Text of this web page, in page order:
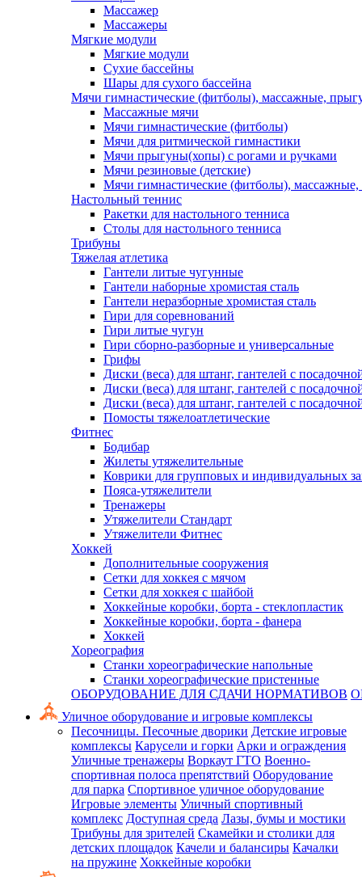
Массажер
Массажеры
Мягкие модули
Мягкие модули
Сухие бассейны
Шары для сухого бассейна
Мячи гимнастические (фитболы), массажные,
Массажные мячи
Мячи гимнастические (фитболы)
Мячи для ритмической гимнастики
Мячи прыгуны(хопы) с рогами и ручками
Мячи резиновые (детские)
Мячи гимнастические (фитболы),
Настольный теннис
Ракетки для настольного тенниса
Столы для настольного тенниса
Трибуны
Тяжелая атлетика
Гантели литые чугунные
Гантели наборные хромистая сталь
Гантели неразборные хромистая сталь
Гири для соревнований
Гири литые чугун
Гири сборно-разборные и универсальные
Грифы
Диски (веса) для штанг, гантелей с
Диски (веса) для штанг, гантелей с
Диски (веса) для штанг, гантелей с
Помосты тяжелоатлетические
Фитнес
Бодибар
Жилеты утяжелительные
Коврики для групповых и индивидуальных
Пояса-утяжелители
Тренажеры
Утяжелители Стандарт
Утяжелители Фитнес
Хоккей
Дополнительные сооружения
Сетки для хоккея с мячом
Сетки для хоккея с шайбой
Хоккейные коробки, борта - стеклопластик
Хоккейные коробки, борта - фанера
Хоккей
Хореография
Станки хореографические напольные
Станки хореографические пристенные
ОБОРУДОВАНИЕ ДЛЯ СДАЧИ НОРМАТИВОВ
Уличное оборудование и игровые комплексы
Песочницы. Песочные дворики Детские игровые
комплексы Карусели и горки Арки и ограждения
Уличные тренажеры Воркаут ГТО Военно-
спортивная полоса препятствий Оборудование
для парка Спортивное уличное оборудование
Игровые элементы Уличный спортивный
комплекс Доступная среда Лазы, бумы и мостики
Трибуны для зрителей Скамейки и столики для
детских площадок Качели и балансиры Качалки
на пружине Хоккейные коробки